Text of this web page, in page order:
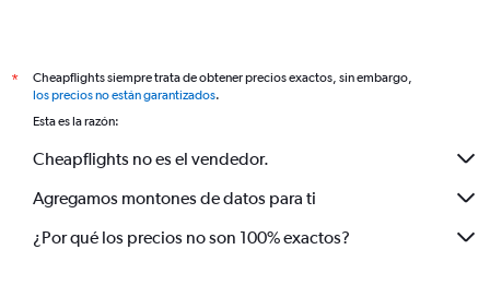
*
Cheapflights siempre trata de obtener precios exactos, sin embargo,
los precios no están garantizados.
Esta es la razón:
Cheapflights no es el vendedor.
Agregamos montones de datos para ti
¿Por qué los precios no son 100% exactos?